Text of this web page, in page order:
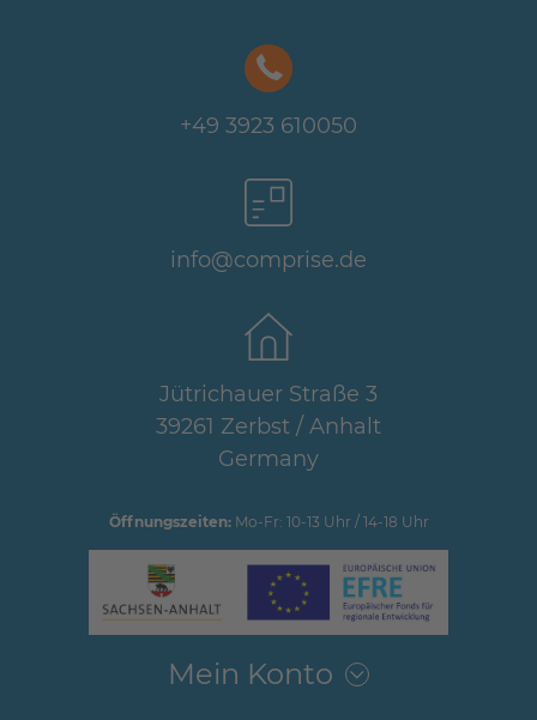
+49 3923 610050
info@comprise.de
Jütrichauer Straße 3
39261 Zerbst / Anhalt
Germany
Öffnungszeiten:Mo-Fr: 10-13 Uhr / 14-18 Uhr
Mein Konto